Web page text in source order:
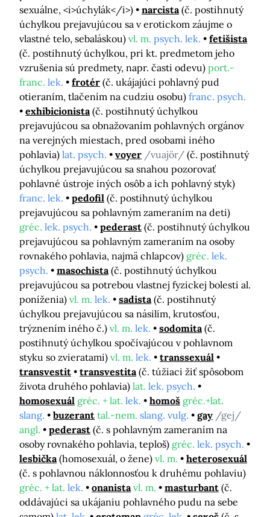
sexuálne, <i>úchylák</i>)
narcista (č. postihnutý
úchylkou prejavujúcou sa v erotickom záujme o
vlastné telo, sebaláskou) vl. m. psych. lek.
fetišista
(č. postihnutý úchylkou, pri kt. predmetom jeho
vzrušenia sú predmety, napr. časti odevu) port.-
franc. lek. frotér (č. ukájajúci pohlavný pud
otieraním, tlačením na cudziu osobu) franc. psych.
exhibicionista (č. postihnutý úchylkou
prejavujúcou sa obnažovaním pohlavných orgánov
na verejných miestach, pred osobami iného
pohlavia) lat. psych. voyer /vuajör/ (č. postihnutý
úchylkou prejavujúcou sa snahou pozorovať
pohlavné ústroje iných osôb a ich pohlavný styk)
franc. lek.
pedofil (č. postihnutý úchylkou
prejavujúcou sa pohlavným zameraním na deti)
gréc. lek. psych. pederast (č. postihnutý úchylkou
prejavujúcou sa pohlavným zameraním na osoby
rovnakého pohlavia, najmä chlapcov) gréc. lek.
psych.
masochista (č. postihnutý úchylkou
prejavujúcou sa potrebou vlastnej fyzickej bolesti al.
poníženia) vl. m. lek. sadista (č. postihnutý
úchylkou prejavujúcou sa násilím, krutosťou,
trýznením iného č.) vl. m. lek. sodomita (č.
postihnutý úchylkou spočívajúcou v pohlavnom
styku so zvieratami) vl. m. lek.
transsexuál
transvestit
transvestita (č. túžiaci žiť spôsobom
života druhého pohlavia) lat. lek. psych.
homosexuál gréc. + lat. lek. homoš gréc.+lat.
slang.
buzerant tal.-nem. slang. vulg. gay /gej/
angl.
pederast (č. s pohlavným zameraním na
osoby rovnakého pohlavia, teploš) gréc. lek. psych.
lesbička (homosexuál, o žene) vl. m.
heterosexuál
(č. s pohlavnou náklonnosťou k druhému pohlaviu)
gréc. + lat. lek. onanista vl. m. masturbant (č.
oddávajúci sa ukájaniu pohlavného pudu na sebe